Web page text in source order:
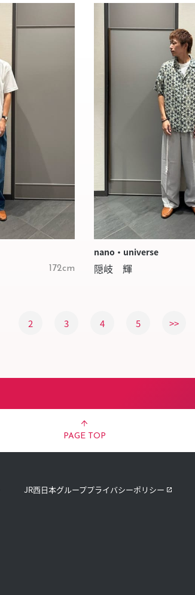
172cm
nano・universe
隠岐 輝
2 3 4 5 >>
PAGE TOP
JR西日本グループプライバシーポリシー